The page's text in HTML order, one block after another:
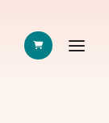
PANIER